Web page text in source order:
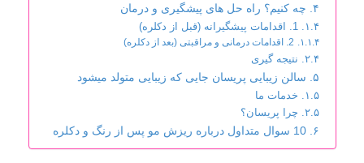
چه کنیم؟ راه حل های پیشگیری و درمان
1. اقدامات پیشگیرانه (قبل از دکلره)
2. اقدامات درمانی و مراقبتی (بعد از دکلره)
نتیجه گیری
سالن زیبایی پریسان جایی که زیبایی متولد میشود
خدمات ما
چرا پریسان؟
10 سوال متداول درباره ریزش مو پس از رنگ و دکلره